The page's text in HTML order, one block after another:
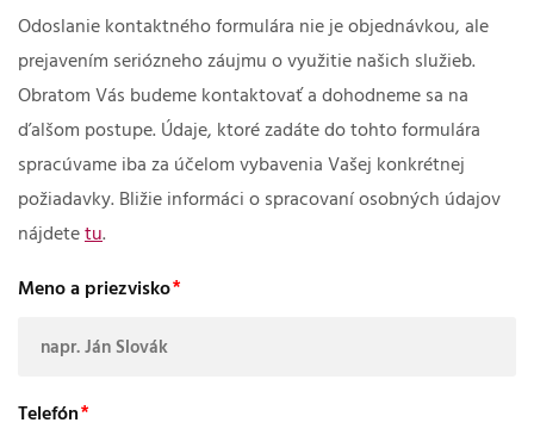
Odoslanie kontaktného formulára nie je objednávkou, ale
prejavením seriózneho záujmu o využitie našich služieb.
Obratom Vás budeme kontaktovať a dohodneme sa na
ďalšom postupe. Údaje, ktoré zadáte do tohto formulára
spracúvame iba za účelom vybavenia Vašej konkrétnej
požiadavky. Bližie informáci o spracovaní osobných údajov
nájdete tu.
Meno a priezvisko
Telefón